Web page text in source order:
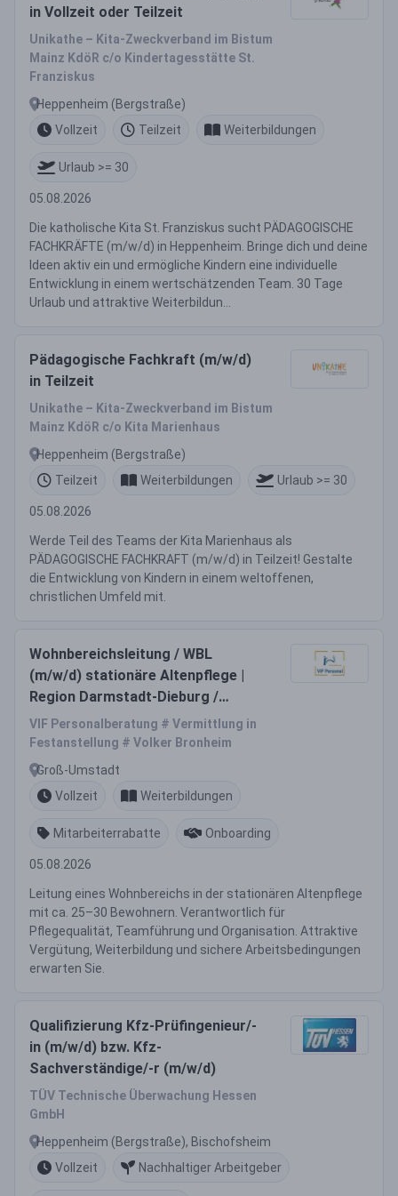
in Vollzeit oder Teilzeit
Unikathe – Kita-Zweckverband im Bistum
Mainz KdöR c/o Kindertagesstätte St.
Franziskus
Heppenheim (Bergstraße)
Vollzeit
Teilzeit Weiterbildungen
Urlaub >= 30
05.08.2026
Die katholische Kita St. Franziskus sucht PÄDAGOGISCHE
FACHKRÄFTE (m/w/d) in Heppenheim. Bringe dich und deine
Ideen aktiv ein und ermögliche Kindern eine individuelle
Entwicklung in einem wertschätzenden Team. 30 Tage
Urlaub und attraktive Weiterbildun...
Pädagogische Fachkraft (m/w/d)
in Teilzeit
Unikathe – Kita-Zweckverband im Bistum
Mainz KdöR c/o Kita Marienhaus
Heppenheim (Bergstraße)
Teilzeit
Weiterbildungen Urlaub >= 30
05.08.2026
Werde Teil des Teams der Kita Marienhaus als
PÄDAGOGISCHE FACHKRAFT (m/w/d) in Teilzeit! Gestalte
die Entwicklung von Kindern in einem weltoffenen,
christlichen Umfeld mit.
Wohnbereichsleitung / WBL
(m/w/d) stationäre Altenpflege |
Region Darmstadt-Dieburg /
Odenwald
VIF Personalberatung # Vermittlung in
Festanstellung # Volker Bronheim
Groß-Umstadt
Vollzeit
Weiterbildungen
Mitarbeiterrabatte Onboarding
05.08.2026
Leitung eines Wohnbereichs in der stationären Altenpflege
mit ca. 25–30 Bewohnern. Verantwortlich für
Pflegequalität, Teamführung und Organisation. Attraktive
Vergütung, Weiterbildung und sichere Arbeitsbedingungen
erwarten Sie.
Qualifizierung Kfz-Prüfingenieur/-
in (m/w/d) bzw. Kfz-
Sachverständige/-r (m/w/d)
TÜV Technische Überwachung Hessen
GmbH
Heppenheim (Bergstraße), Bischofsheim
Vollzeit
Nachhaltiger Arbeitgeber